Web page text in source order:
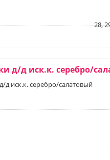
28,
д/д иск.к. серебро/
д иск.к. серебро/салатовый